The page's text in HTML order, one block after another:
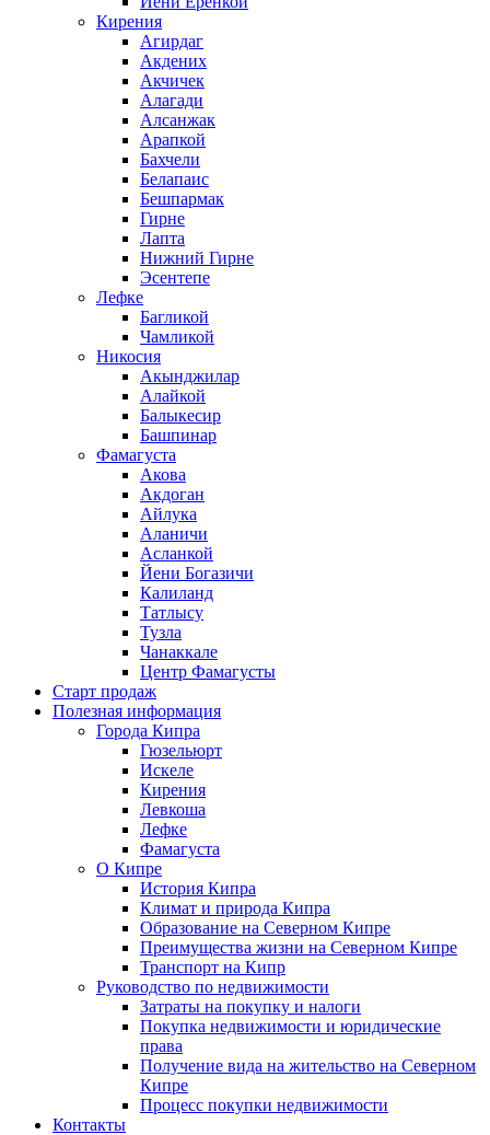
Кирения
Агирдаг
Акдених
Акчичек
Алагади
Алсанжак
Арапкой
Бахчели
Белапаис
Бешпармак
Гирне
Лапта
Нижний Гирне
Эсентепе
Лефке
Багликой
Чамликой
Никосия
Акынджилар
Алайкой
Балыкесир
Башпинар
Фамагуста
Акова
Акдоган
Айлука
Аланичи
Асланкой
Йени Богазичи
Калиланд
Татлысу
Тузла
Чанаккале
Центр Фамагусты
Старт продаж
Полезная информация
Города Кипра
Гюзельюрт
Искеле
Кирения
Левкоша
Лефке
Фамагуста
О Кипре
История Кипра
Климат и природа Кипра
Образование на Северном Кипре
Преимущества жизни на Северном Кипре
Транспорт на Кипр
Руководство по недвижимости
Затраты на покупку и налоги
Покупка недвижимости и юридические
права
Получение вида на жительство на Северном
Кипре
Процесс покупки недвижимости
Контакты